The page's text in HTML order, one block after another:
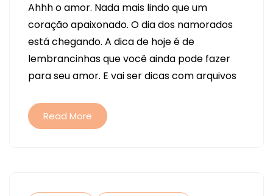
DOS
NAMORADOS
–
DICAS
E
Ahhh o amor. Nada mais lindo que um
coração apaixonado. O dia dos namorados
está chegando. A dica de hoje é de
lembrancinhas que você ainda pode fazer
para seu amor. E vai ser dicas com arquivos
Read More